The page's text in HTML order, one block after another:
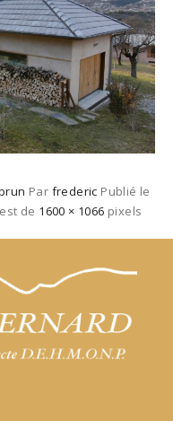
Par frederic Publié le
de 1600 × 1066 pixels